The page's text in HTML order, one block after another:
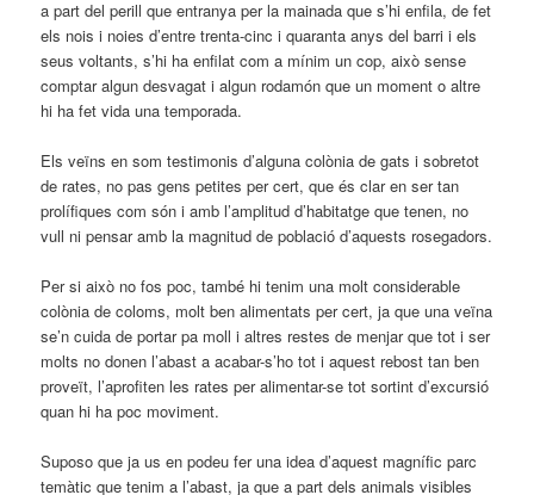
a part del perill que entranya per la mainada que s’hi enfila, de fet
els nois i noies d’entre trenta-cinc i quaranta anys del barri i els
seus voltants, s’hi ha enfilat com a mínim un cop, això sense
comptar algun desvagat i algun rodamón que un moment o altre
hi ha fet vida una temporada.
Els veïns en som testimonis d’alguna colònia de gats i sobretot
de rates, no pas gens petites per cert, que és clar en ser tan
prolífiques com són i amb l’amplitud d’habitatge que tenen, no
vull ni pensar amb la magnitud de població d’aquests rosegadors.
Per si això no fos poc, també hi tenim una molt considerable
colònia de coloms, molt ben alimentats per cert, ja que una veïna
se’n cuida de portar pa moll i altres restes de menjar que tot i ser
molts no donen l’abast a acabar-s’ho tot i aquest rebost tan ben
proveït, l’aprofiten les rates per alimentar-se tot sortint d’excursió
quan hi ha poc moviment.
Suposo que ja us en podeu fer una idea d’aquest magnífic parc
temàtic que tenim a l’abast, ja que a part dels animals visibles